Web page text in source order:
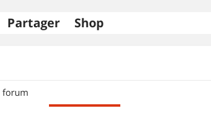
Partager Shop
forum